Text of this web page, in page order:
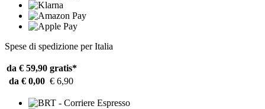
Spese di spedizione per Italia
da € 59,90 gratis*
da € 0,00 € 6,90